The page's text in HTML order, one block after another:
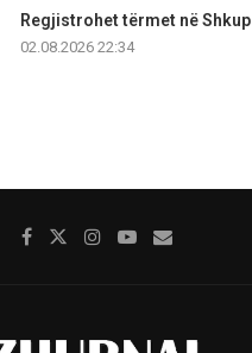
Regjistrohet tërmet në Shkup
02.08.2026 22:34